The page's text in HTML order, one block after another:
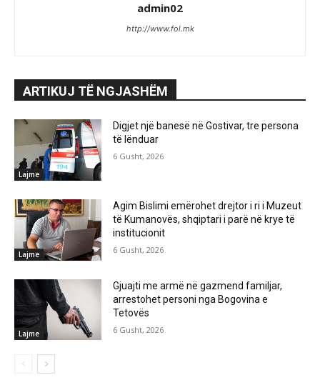
admin02
http://www.fol.mk
ARTIKUJ TË NGJASHËM
Lajme
Digjet një banesë në Gostivar, tre persona
të lënduar
6 Gusht, 2026
Lajme
Agim Bislimi emërohet drejtor i ri i Muzeut
të Kumanovës, shqiptari i parë në krye të
institucionit
6 Gusht, 2026
Lajme
Gjuajti me armë në gazmend familjar,
arrestohet personi nga Bogovina e
Tetovës
6 Gusht, 2026